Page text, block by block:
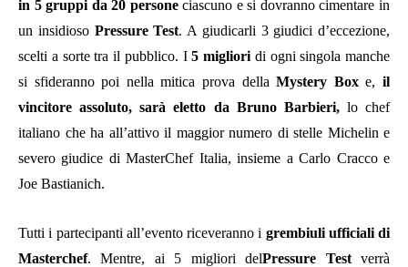
in 5 gruppi da 20 personeciascuno e si dovranno cimentare in
un insidioso Pressure Test. A giudicarli 3 giudici d’eccezione,
scelti a sorte tra il pubblico. I5 migliori di ogni singola manche
si sfideranno poi nella mitica prova dellaMystery Boxe,il
vincitore assoluto, sarà eletto da Bruno Barbieri, lo chef
italiano che ha all’attivo il maggior numero di stelle Michelin e
severo giudice di MasterChef Italia, insieme a Carlo Cracco e
Joe Bastianich.
Tutti i partecipanti all’evento riceveranno i grembiuli ufficiali di
Masterchef. Mentre, ai 5 migliori delPressure Testverrà